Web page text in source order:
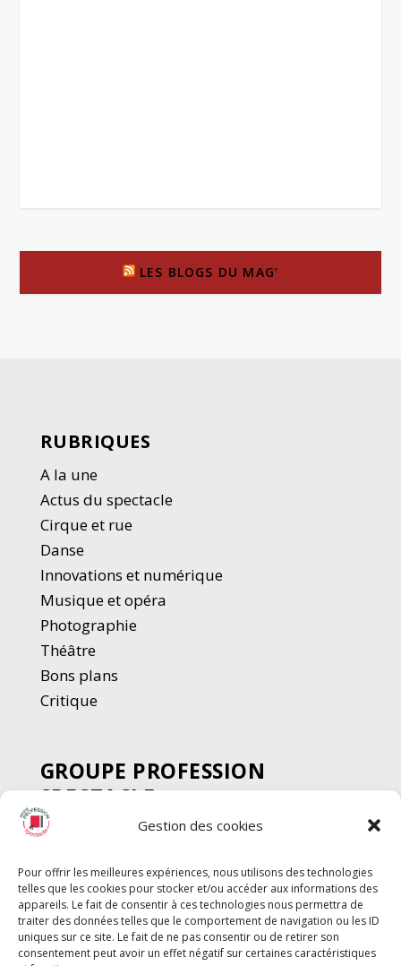
Gestion des cookies
Pour offrir les meilleures expériences, nous utilisons des technologies
telles que les cookies pour stocker et/ou accéder aux informations des
appareils. Le fait de consentir à ces technologies nous permettra de
traiter des données telles que le comportement de navigation ou les ID
uniques sur ce site. Le fait de ne pas consentir ou de retirer son
consentement peut avoir un effet négatif sur certaines caractéristiques
LES BLOGS DU MAG’
RUBRIQUES
A la une
Actus du spectacle
Cirque et rue
Danse
Innovations et numérique
Musique et opéra
Photographie
Théâtre
Bons plans
Critique
GROUPE PROFESSION
SPECTACLE
Chèque Intermittents
Chèque Compta
Chèque Emploi Spectacle
G-Pods
Profession Audio-visuel